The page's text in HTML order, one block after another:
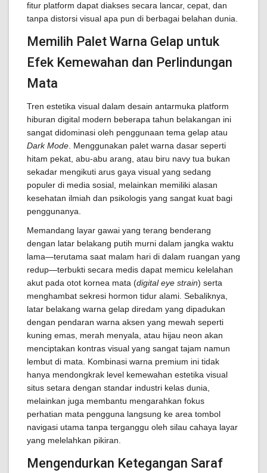
fitur platform dapat diakses secara lancar, cepat, dan
tanpa distorsi visual apa pun di berbagai belahan dunia.
Memilih Palet Warna Gelap untuk
Efek Kemewahan dan Perlindungan
Mata
Tren estetika visual dalam desain antarmuka platform
hiburan digital modern beberapa tahun belakangan ini
sangat didominasi oleh penggunaan tema gelap atau
Dark Mode . Menggunakan palet warna dasar seperti
hitam pekat, abu-abu arang, atau biru navy tua bukan
sekadar mengikuti arus gaya visual yang sedang
populer di media sosial, melainkan memiliki alasan
kesehatan ilmiah dan psikologis yang sangat kuat bagi
penggunanya.
Memandang layar gawai yang terang benderang
dengan latar belakang putih murni dalam jangka waktu
lama—terutama saat malam hari di dalam ruangan yang
redup—terbukti secara medis dapat memicu kelelahan
akut pada otot kornea mata (digital eye strain) serta
menghambat sekresi hormon tidur alami. Sebaliknya,
latar belakang warna gelap diredam yang dipadukan
dengan pendaran warna aksen yang mewah seperti
kuning emas, merah menyala, atau hijau neon akan
menciptakan kontras visual yang sangat tajam namun
lembut di mata. Kombinasi warna premium ini tidak
hanya mendongkrak level kemewahan estetika visual
situs setara dengan standar industri kelas dunia,
melainkan juga membantu mengarahkan fokus
perhatian mata pengguna langsung ke area tombol
navigasi utama tanpa terganggu oleh silau cahaya layar
yang melelahkan pikiran.
Mengendurkan Ketegangan Saraf